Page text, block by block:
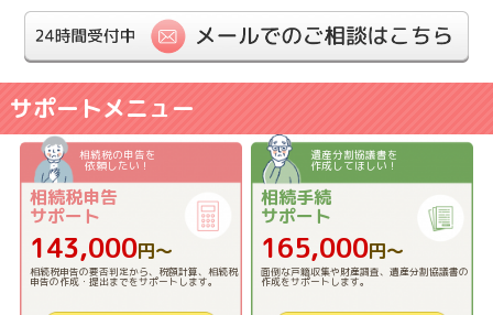
サポートメニュー
相続税の申告を
依頼したい！
相続税申告
サポート
143,000円〜
相続税申告の要否判定から、税額計算、相続税
申告の作成・提出までをサポートします。
遺産分割協議書を
作成してほしい！
相続手続
サポート
165,000円〜
面倒な戸籍収集や財産調査、遺産分割協議書の
作成をサポートします。